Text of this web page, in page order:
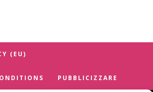
(EU)
PUBBLICIZZARE